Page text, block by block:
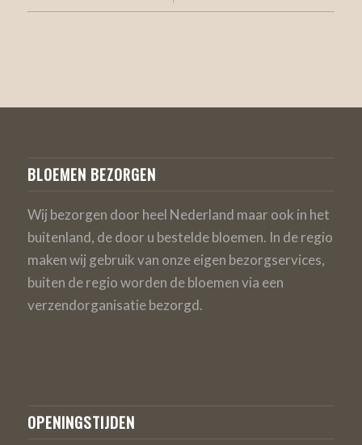
BLOEMEN BEZORGEN
Wij bezorgen door heel Nederland maar ook in het
buitenland, de door u bestelde bloemen. In de regio
maken wij gebruik van onze eigen bezorgservices,
buiten de regio worden de bloemen via een
verzendorganisatie bezorgd.
OPENINGSTIJDEN